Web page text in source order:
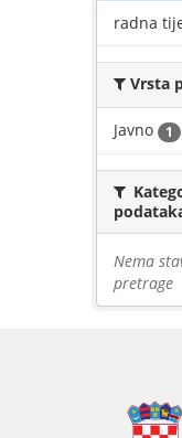
radna
Vrsta
Javno 1
Nema
pretrage